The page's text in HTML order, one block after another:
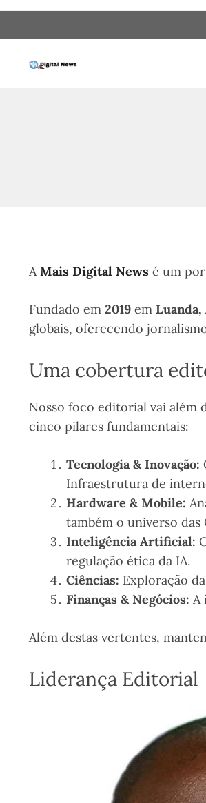
para
AMais Digital News é um
Fundado em 2019 em Luanda,
globais, oferecendo
Uma cobertura
Nosso foco editorial vai além
cinco pilares fundamentais:
Tecnologia & Inovação:
Infraestrutura de
Hardware & Mobile:
também o universo das
Inteligência Artificial:
regulação ética da IA.
Ciências: Exploração
Finanças & Negócios: A
Além destas vertentes,
Liderança Editorial